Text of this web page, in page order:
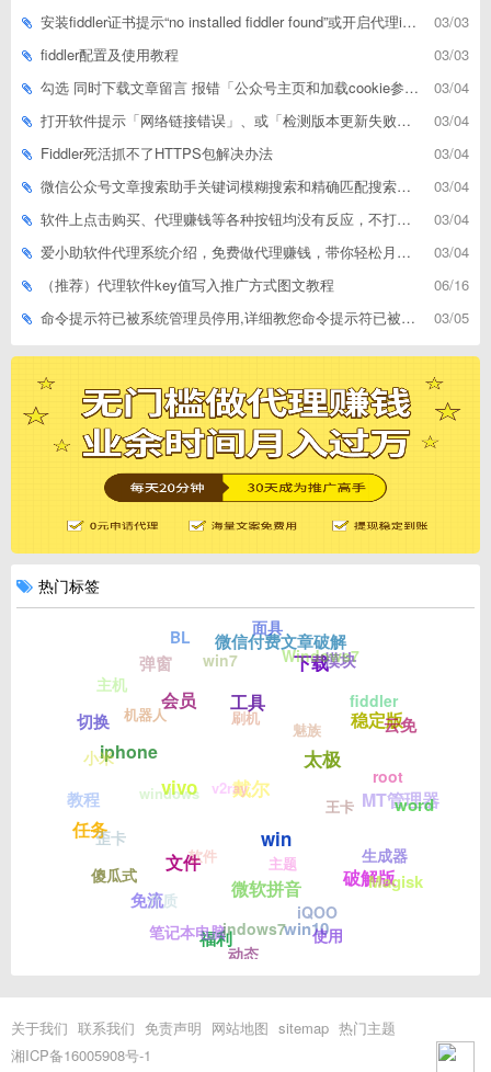
03/03
安装fiddler证书提示“no installed fiddler found”或开启代理ip失败
03/03
fiddler配置及使用教程
03/04
勾选 同时下载文章留言 报错「公众号主页和加载cookie参数不能为空」
03/04
打开软件提示「网络链接错误」、或「检测版本更新失败」等网络问题解决方案
03/04
Fiddler死活抓不了HTTPS包解决办法
03/04
微信公众号文章搜索助手关键词模糊搜索和精确匹配搜索的区别
03/04
软件上点击购买、代理赚钱等各种按钮均没有反应，不打开相应网址怎么解决
03/04
爱小助软件代理系统介绍，免费做代理赚钱，带你轻松月收入过万
06/16
（推荐）代理软件key值写入推广方式图文教程
03/05
命令提示符已被系统管理员停用,详细教您命令提示符已被系统管理员停用怎么办
热门标签
戴尔
vivo
文件
微软拼音
win
太极
工具
会员
iphone
任务
免流
福利
win10
破解版
MT管理器
稳定版
下载
微信付费文章破解
弹窗
切换
教程
傻瓜式
笔记本电脑
动态
使用
Magisk
word
云免
模块
面具
BL
主机
小米
歪卡
介质
indows7
iQOO
生成器
root
fiddler
Windows7
win7
机器人
windows
软件 主题
王卡
魅族
刷机
v2ray
关于我们 联系我们 免责声明 网站地图 sitemap 热门主题
湘ICP备16005908号-1